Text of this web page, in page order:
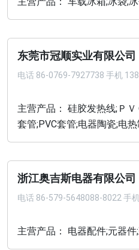
东莞市冠顺实业有限公司
电话 86-0769-7927738 手机
主营产品： 硅胶发热线;Ｐ
套管;PVC套管;电器陶瓷;电热
浙江奥吉斯电器有限公司
电话 86-579-5648088-8022 手
主营产品： 电器配件;元器件;